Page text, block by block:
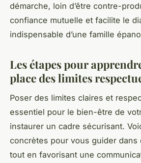
démarche, loin d’être contre-
confiance mutuelle et facilite le
indispensable d’une famille
Les étapes pour
place des limites
Poser des limites claires et
essentiel pour le bien-être de
instaurer un cadre sécurisant.
concrètes pour vous guider dans
tout en favorisant une